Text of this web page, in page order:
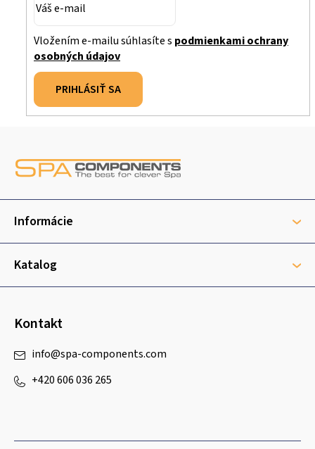
Vložením e-mailu súhlasíte s podmienkami ochrany
osobných údajov
PRIHLÁSIŤ SA
ä
i
Informácie
Katalog
Kontakt
info@spa-components.com
+420 606 036 265